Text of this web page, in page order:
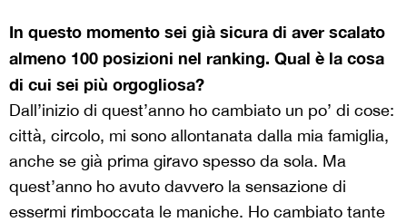
In questo momento sei già sicura di aver scalato
almeno 100 posizioni nel ranking. Qual è la cosa
di cui sei più orgogliosa?
Dall’inizio di quest’anno ho cambiato un po’ di cose:
città, circolo, mi sono allontanata dalla mia famiglia,
anche se già prima giravo spesso da sola. Ma
quest’anno ho avuto davvero la sensazione di
essermi rimboccata le maniche. Ho cambiato tante